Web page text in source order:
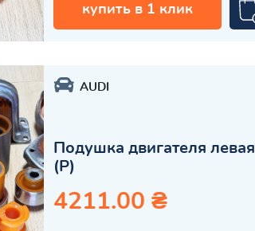
купить в 1 клик
AUDI
Подушка двигателя левая
(Р)
4211.00 ₴